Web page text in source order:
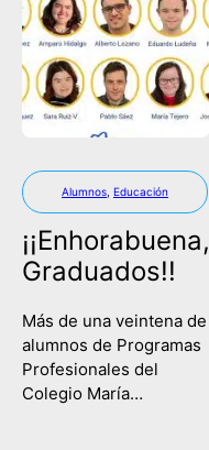
Alumnos Educación
¡¡Enhorabuena,
Graduados!!
Más de una veintena de
alumnos de Programas
Profesionales del
Colegio María